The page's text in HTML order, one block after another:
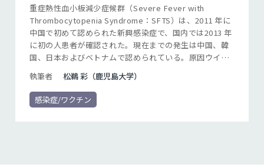
重症熱性血小板減少症候群（Severe Fever with
Thrombocytopenia Syndrome：SFTS）は、2011 年に
中国で初めて認められた新興感染症で、国内では2013 年
に初の人患者が確認された。現在までの発生は中国、韓
国、日本およびベトナムで認められている。原因ウイル
スは2018 年国際ウイルス分類委員会にてブニヤウイルス
目フェヌイウイルス科バンヤンウイルス属フアイヤンシ
ャン・バンヤンウイルスと命名された。本稿では旧名称
であるSFTSウイルスと記載する。
執筆者 松鵜 彩（鹿児島大学）
感染症/ワクチン